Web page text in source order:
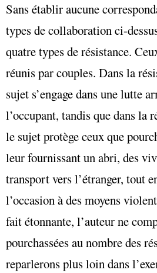
Sans établir aucune
types de collaboration ci-
quatre types de résistance.
réunis par couples. Dans la
sujet s’engage dans une lutte
l’occupant, tandis que dans la
le sujet protège ceux que
leur fournissant un abri, des
transport vers l’étranger, tout
l’occasion à des moyens
fait étonnante, l’auteur ne
pourchassées au nombre des
reparlerons plus loin dans